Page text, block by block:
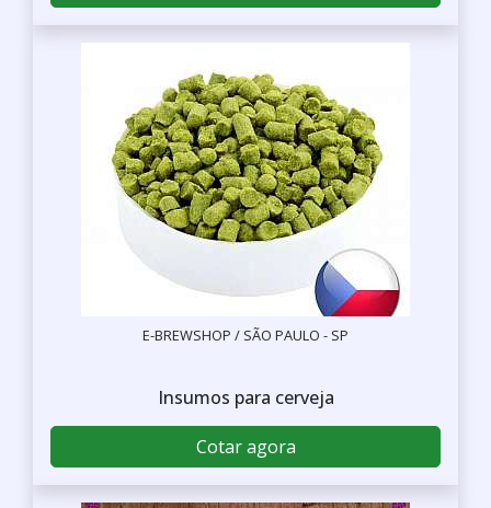
E-BREWSHOP / SÃO PAULO - SP
Insumos para cerveja
Cotar agora